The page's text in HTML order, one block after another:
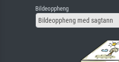
Bildeoppheng
Bildeoppheng med sagtann